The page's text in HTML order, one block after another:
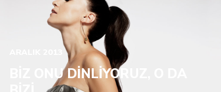
BİZ ONU DİNLİYORUZ, O DA